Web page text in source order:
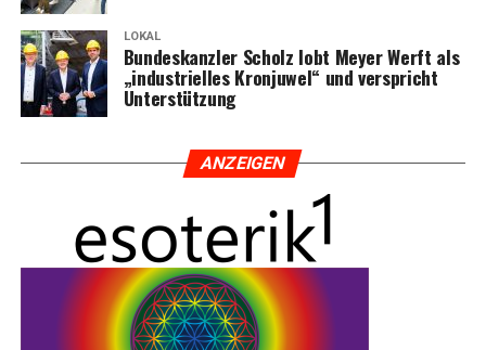
LOKAL
Bun­des­kanz­ler Scholz lobt Mey­er Werft als
„indus­tri­el­les Kron­ju­wel“ und ver­spricht
Unterstützung
ANZEI­GEN